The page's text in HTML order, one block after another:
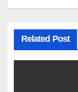
Related Post